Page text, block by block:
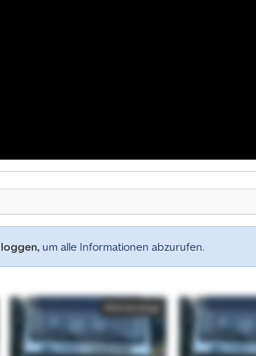
um alle Informationen abzurufen.
Kleinanzeige